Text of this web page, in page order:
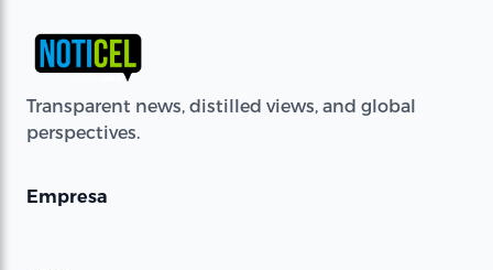
Transparent news, distilled views, and global
perspectives.
Empresa